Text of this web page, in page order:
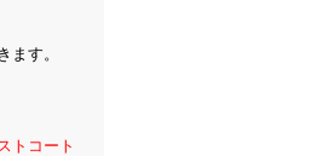
ます。
トコート